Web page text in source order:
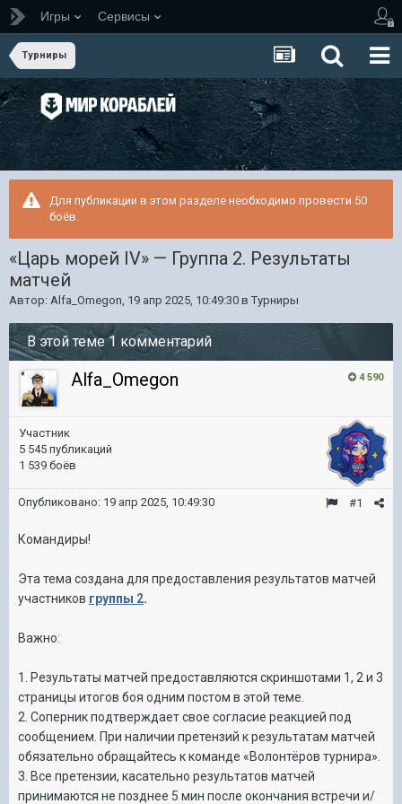
Игры Сервисы
Турниры
Для публикации в этом разделе необходимо провести 50
боёв.
«Царь морей IV» — Группа 2. Результаты
матчей
Автор: Alfa_Omegon, 19 апр 2025, 10:49:30 в Турниры
В этой теме 1 комментарий
4 590
Alfa_Omegon
Участник
5 545 публикаций
1 539 боёв
#1
Опубликовано: 19 апр 2025, 10:49:30
Командиры!
Эта тема создана для предоставления результатов матчей
участников группы 2.
Важно:
1. Результаты матчей предоставляются скриншотами 1, 2 и 3
страницы итогов боя одним постом в этой теме.
2. Соперник подтверждает свое согласие реакцией под
сообщением. При наличии претензий к результатам матчей
обязательно обращайтесь к команде «Волонтёров турнира».
3. Все претензии, касательно результатов матчей
принимаются не позднее 5 мин после окончания встречи и/